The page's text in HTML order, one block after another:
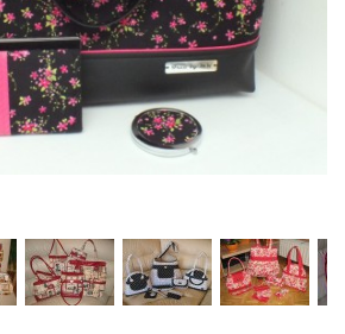
jk-laguna@seznam.cz